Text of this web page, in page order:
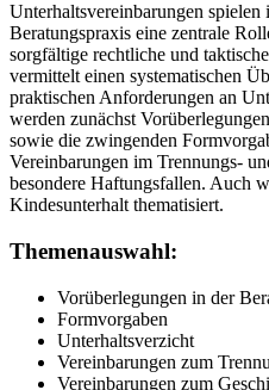
Unterhaltsvereinbarungen
Beratungspraxis eine zentrale
sorgfältige rechtliche und
vermittelt einen systematischen
praktischen Anforderungen an
werden zunächst
sowie die zwingenden
Vereinbarungen im Trennungs-
besondere Haftungsfallen. Auch
Kindesunterhalt thematisiert.
Themenauswahl:
Vorüberlegungen in der
Formvorgaben
Unterhaltsverzicht
Vereinbarungen zum
Vereinbarungen zum